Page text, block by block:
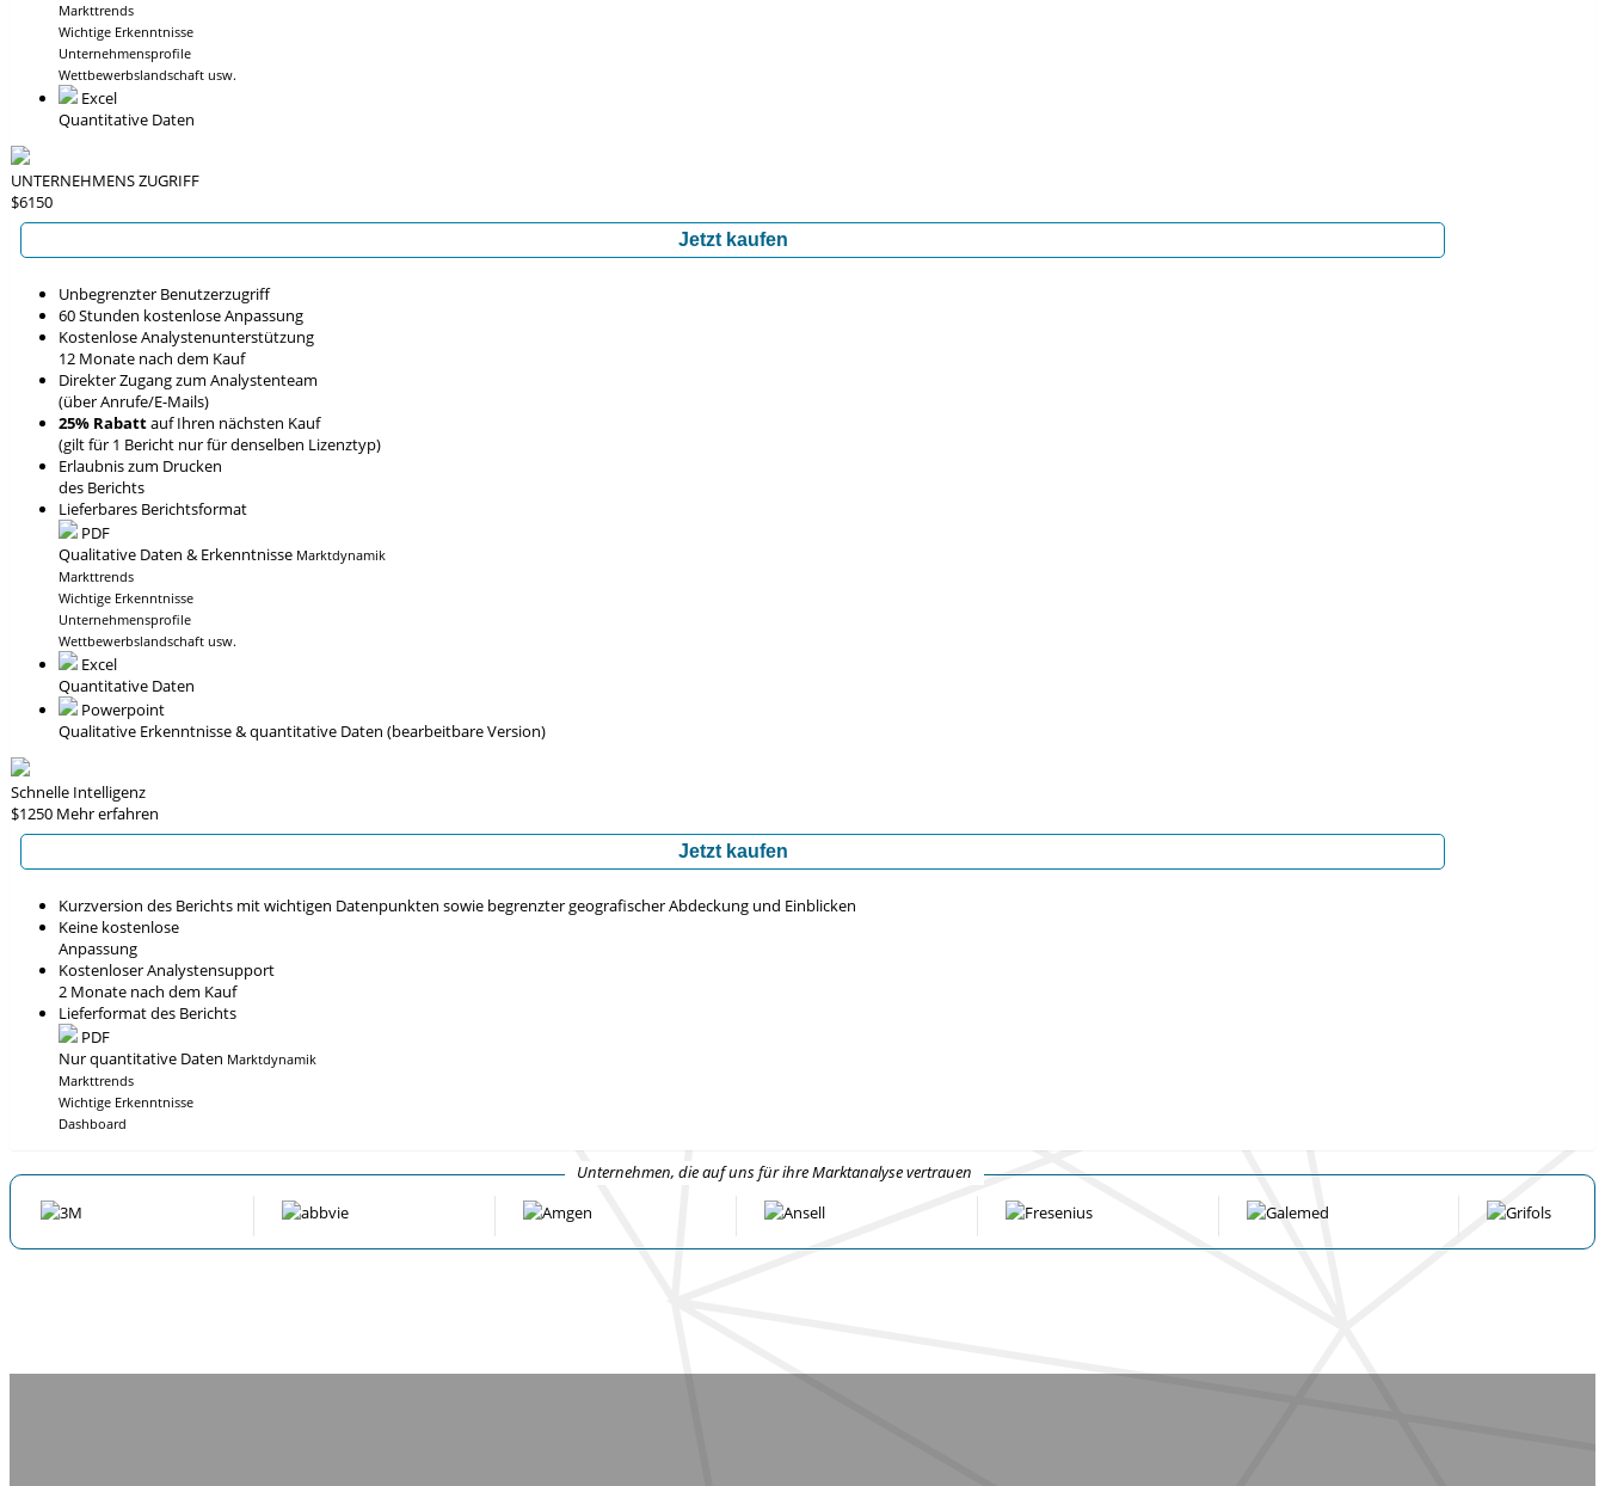
Markttrends
Wichtige Erkenntnisse
Unternehmensprofile
Wettbewerbslandschaft usw.
Excel
Quantitative Daten
UNTERNEHMENS ZUGRIFF
$6150
Jetzt kaufen
Unbegrenzter Benutzerzugriff
60 Stunden kostenlose Anpassung
Kostenlose Analystenunterstützung
12 Monate nach dem Kauf
Direkter Zugang zum Analystenteam
(über Anrufe/E-Mails)
25% Rabattauf Ihren nächsten Kauf
(gilt für 1 Bericht nur für denselben Lizenztyp)
Erlaubnis zum Drucken
des Berichts
Lieferbares Berichtsformat
PDF
Qualitative Daten & Erkenntnisse Marktdynamik
Markttrends
Wichtige Erkenntnisse
Unternehmensprofile
Wettbewerbslandschaft usw.
Excel
Quantitative Daten
Powerpoint
Qualitative Erkenntnisse& quantitative Daten (bearbeitbare Version)
Schnelle Intelligenz
$1250 Mehr erfahren
Jetzt kaufen
Kurzversion des Berichts mit wichtigen Datenpunkten sowie begrenzter geografischer Abdeckung und Einblicken
Keine kostenlose
Anpassung
Kostenloser Analystensupport
2 Monate nach dem Kauf
Lieferformat des Berichts
PDF
Nur quantitative Daten Marktdynamik
Markttrends
Wichtige Erkenntnisse
Dashboard
Unternehmen, die auf uns für ihre Marktanalyse vertrauen